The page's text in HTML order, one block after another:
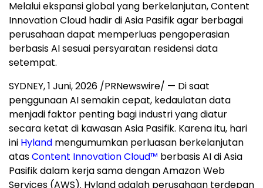
Melalui ekspansi global yang berkelanjutan, Content
Innovation Cloud hadir di Asia Pasifik agar berbagai
perusahaan dapat memperluas pengoperasian
berbasis AI sesuai persyaratan residensi data
setempat.
SYDNEY,1 Juni, 2026 /PRNewswire/ — Di saat
penggunaan AI semakin cepat, kedaulatan data
menjadi faktor penting bagi industri yang diatur
secara ketat di kawasan Asia Pasifik. Karena itu, hari
ini Hyland mengumumkan perluasan berkelanjutan
atasContent Innovation Cloud™ berbasis AI di Asia
Pasifik dalam kerja sama dengan Amazon Web
Services (AWS). Hyland adalah perusahaan terdepan